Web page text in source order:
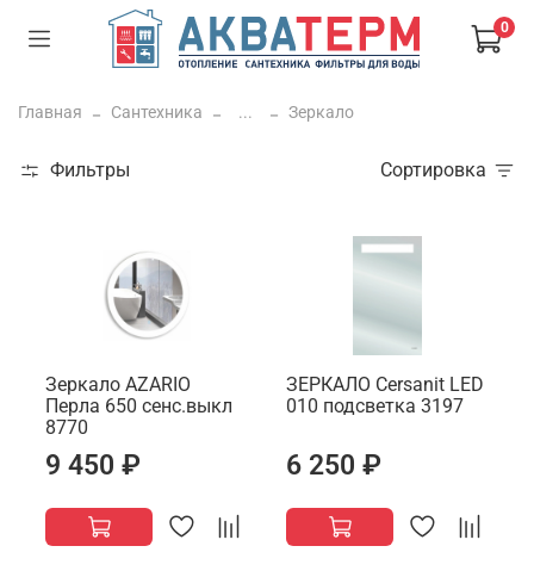
0
Главная Сантехника ... Зеркало
Фильтры Сортировка
Зеркало AZARIO
Перла 650 сенс.выкл
8770
9 450 ₽
ЗЕРКАЛО Cersanit LED
010 подсветка 3197
6 250 ₽